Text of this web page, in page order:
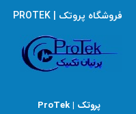
فروشگاه پروتک | PROTEK
پروتک | ProTek